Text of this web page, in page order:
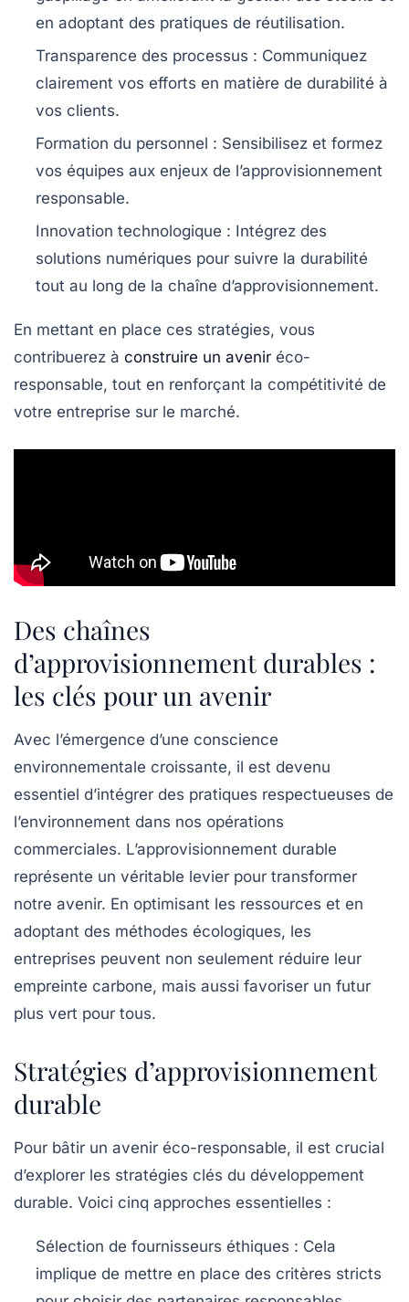
en adoptant des pratiques de réutilisation.
Transparence des processus : Communiquez
clairement vos efforts en matière de durabilité à
vos clients.
Formation du personnel : Sensibilisez et formez
vos équipes aux enjeux de l’approvisionnement
responsable.
Innovation technologique : Intégrez des
solutions numériques pour suivre la durabilité
tout au long de la chaîne d’approvisionnement.
En mettant en place ces stratégies, vous
contribuerez à construire un avenir éco-
responsable, tout en renforçant la compétitivité de
votre entreprise sur le marché.
Des chaînes
d’approvisionnement durables :
les clés pour un avenir
Avec l’émergence d’une conscience
environnementale croissante, il est devenu
essentiel d’intégrer des pratiques respectueuses de
l’environnement dans nos opérations
commerciales. L’approvisionnement durable
représente un véritable levier pour transformer
notre avenir. En optimisant les ressources et en
adoptant des méthodes écologiques, les
entreprises peuvent non seulement réduire leur
empreinte carbone, mais aussi favoriser un futur
plus vert pour tous.
Stratégies d’approvisionnement
durable
Pour bâtir un avenir éco-responsable, il est crucial
d’explorer les stratégies clés du développement
durable. Voici cinq approches essentielles :
Sélection de fournisseurs éthiques : Cela
implique de mettre en place des critères stricts